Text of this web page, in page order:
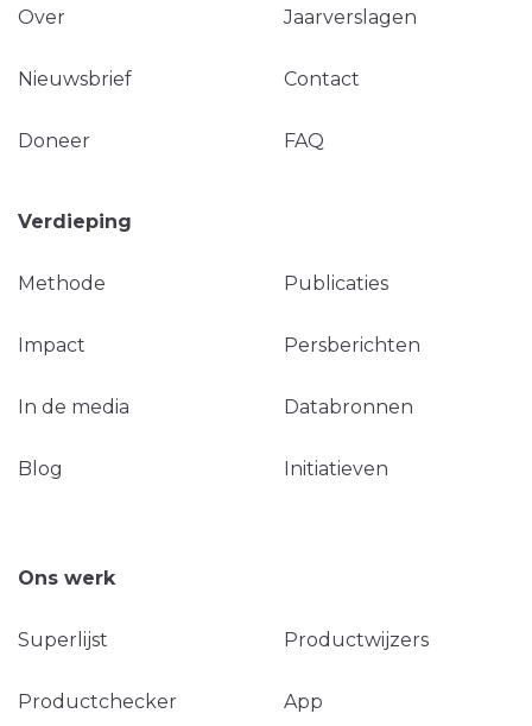
Over Jaarverslagen
Nieuwsbrief Contact
Doneer FAQ
Verdieping
Methode Publicaties
Impact Persberichten
In de media Databronnen
Blog Initiatieven
Ons werk
Superlijst Productwijzers
Productchecker App